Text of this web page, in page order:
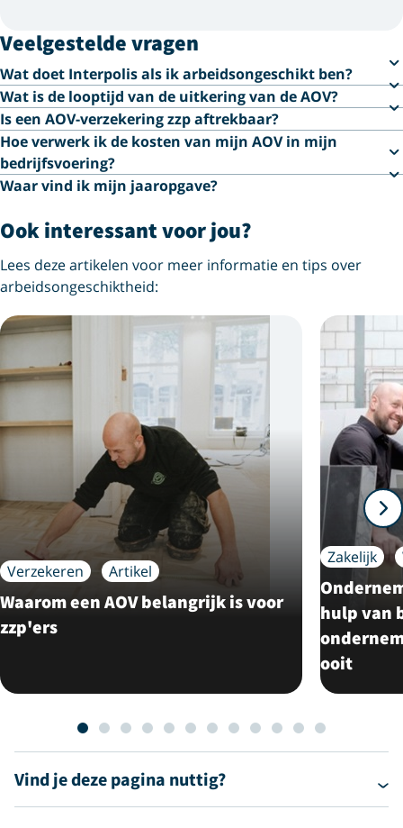
Veelgestelde vragen
Wat doet Interpolis als ik arbeidsongeschikt ben?
Wat is de looptijd van de uitkering van de AOV?
Is een AOV-verzekering zzp aftrekbaar?
Hoe verwerk ik de kosten van mijn AOV in mijn
bedrijfsvoering?
Waar vind ik mijn jaaropgave?
Ook interessant voor jou?
Lees deze artikelen voor meer informatie en tips over
arbeidsongeschiktheid:
Verzekeren Artikel
Waarom een AOV belangrijk is voor
zzp'ers
Zakelijk
hulp van
ooit
Vind je deze pagina nuttig?